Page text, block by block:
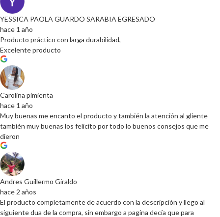
YESSICA PAOLA GUARDO SARABIA EGRESADO
hace 1 año
Producto práctico con larga durabilidad,
Excelente producto
Carolina pimienta
hace 1 año
Muy buenas me encanto el producto y también la atención al gliente
también muy buenas los felicito por todo lo buenos consejos que me
dieron
Andres Guillermo Giraldo
hace 2 años
El producto completamente de acuerdo con la descripción y llego al
siguiente dua de la compra, sin embargo a pagina decía que para